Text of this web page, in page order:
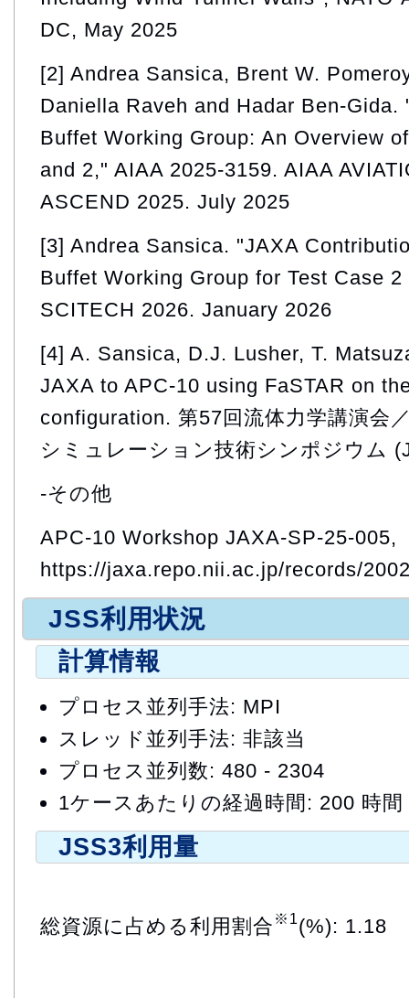
DC, May 2025
[2] Andrea Sansica, Brent W.
Daniella Raveh and Hadar Ben-Gida.
Buffet Working Group: An Overview
and 2," AIAA 2025-3159. AIAA
ASCEND 2025. July 2025
[3] Andrea Sansica. "JAXA
Buffet Working Group for Test Case
SCITECH 2026. January 2026
[4] A. Sansica, D.J. Lusher, T.
JAXA to APC-10 using FaSTAR on
configuration. 第57回流体力学講演会
シミュレーション技術シンポジウム
-その他
APC-10 Workshop JAXA-SP-25-005,
https://jaxa.repo.nii.ac.jp/records/
JSS利用状況
計算情報
プロセス並列手法: MPI
スレッド並列手法: 非該当
プロセス並列数: 480 - 2304
1ケースあたりの経過時間: 200 時間
JSS3利用量
総資源に占める利用割合 ※1(%): 1.18